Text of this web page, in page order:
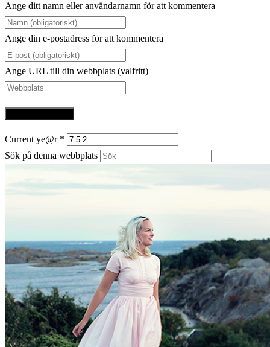
Ange ditt namn eller användarnamn för att kommentera
Ange din e-postadress för att kommentera
Ange URL till din webbplats (valfritt)
Current ye@r *
Sök på denna webbplats